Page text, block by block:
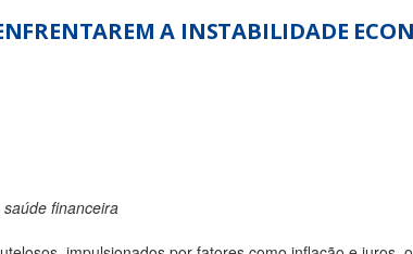
A INSTABILIDADE
financeira